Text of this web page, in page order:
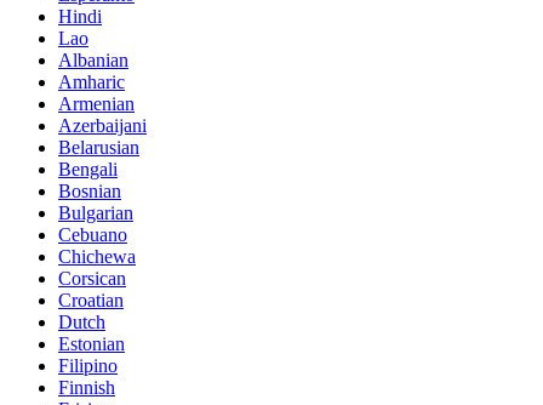
Hindi
Lao
Albanian
Amharic
Armenian
Azerbaijani
Belarusian
Bengali
Bosnian
Bulgarian
Cebuano
Chichewa
Corsican
Croatian
Dutch
Estonian
Filipino
Finnish